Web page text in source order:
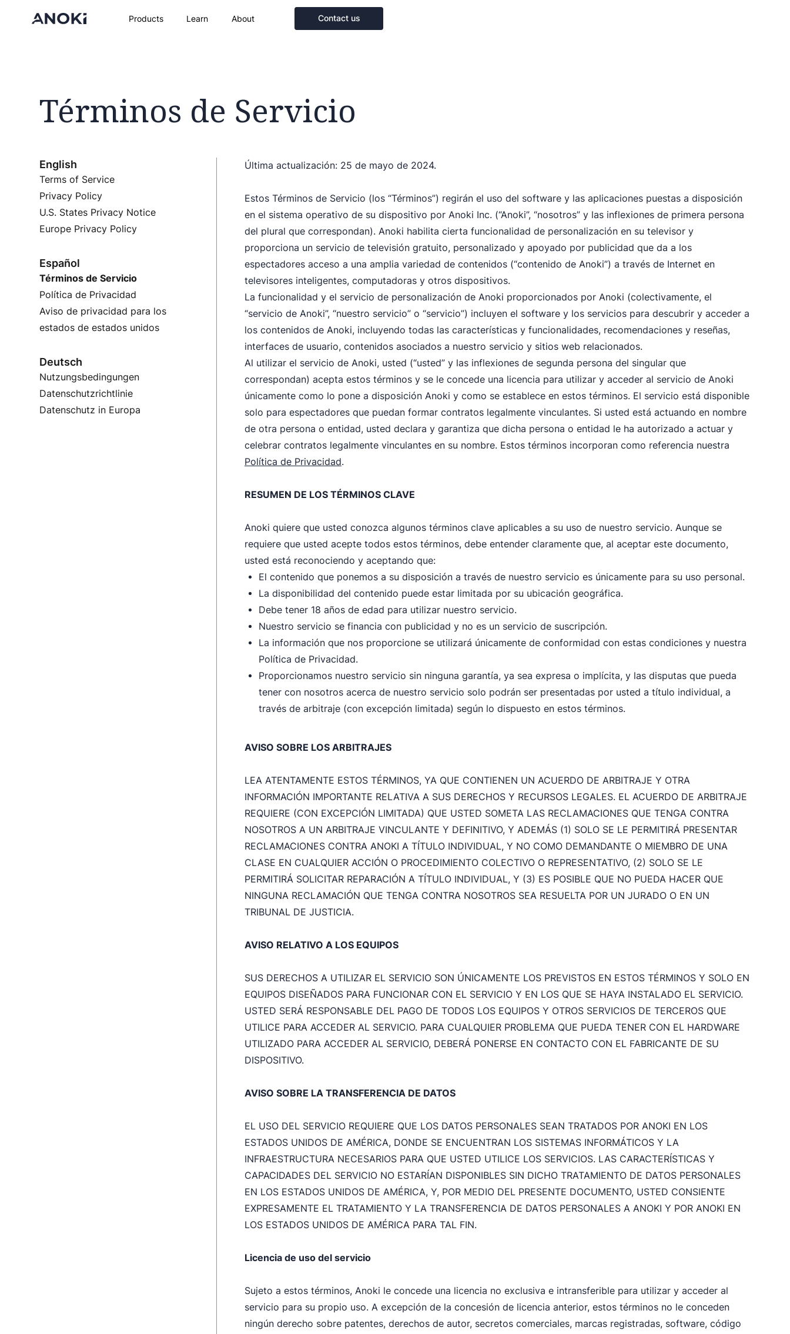
Products Learn About Contact us
Términos de Servicio
English
Terms of Service
Privacy Policy
U.S. States Privacy Notice
Europe Privacy Policy
Español
Términos de Servicio
Política de Privacidad
Aviso de privacidad para los
estados de estados unidos
Deutsch
Nutzungsbedingungen
Datenschutzrichtlinie
Datenschutz in Europa
Última actualización: 25 de mayo de 2024.
Estos Términos de Servicio (los “Términos”) regirán el uso del software y las aplicaciones puestas a disposición
en el sistema operativo de su dispositivo por Anoki Inc. (“Anoki”, “nosotros” y las inflexiones de primera persona
del plural que correspondan). Anoki habilita cierta funcionalidad de personalización en su televisor y
proporciona un servicio de televisión gratuito, personalizado y apoyado por publicidad que da a los
espectadores acceso a una amplia variedad de contenidos (“contenido de Anoki”) a través de Internet en
televisores inteligentes, computadoras y otros dispositivos.
La funcionalidad y el servicio de personalización de Anoki proporcionados por Anoki (colectivamente, el
“servicio de Anoki”, “nuestro servicio” o “servicio”) incluyen el software y los servicios para descubrir y acceder a
los contenidos de Anoki, incluyendo todas las características y funcionalidades, recomendaciones y reseñas,
interfaces de usuario, contenidos asociados a nuestro servicio y sitios web relacionados.
Al utilizar el servicio de Anoki, usted (“usted” y las inflexiones de segunda persona del singular que
correspondan) acepta estos términos y se le concede una licencia para utilizar y acceder al servicio de Anoki
únicamente como lo pone a disposición Anoki y como se establece en estos términos. El servicio está disponible
solo para espectadores que puedan formar contratos legalmente vinculantes. Si usted está actuando en nombre
de otra persona o entidad, usted declara y garantiza que dicha persona o entidad le ha autorizado a actuar y
celebrar contratos legalmente vinculantes en su nombre. Estos términos incorporan como referencia nuestra
Política de Privacidad.
RESUMEN DE LOS TÉRMINOS CLAVE
Anoki quiere que usted conozca algunos términos clave aplicables a su uso de nuestro servicio. Aunque se
requiere que usted acepte todos estos términos, debe entender claramente que, al aceptar este documento,
usted está reconociendo y aceptando que:
El contenido que ponemos a su disposición a través de nuestro servicio es únicamente para su uso personal.
La disponibilidad del contenido puede estar limitada por su ubicación geográfica.
Debe tener 18 años de edad para utilizar nuestro servicio.
Nuestro servicio se financia con publicidad y no es un servicio de suscripción.
La información que nos proporcione se utilizará únicamente de conformidad con estas condiciones y nuestra
Política de Privacidad.
Proporcionamos nuestro servicio sin ninguna garantía, ya sea expresa o implícita, y las disputas que pueda
tener con nosotros acerca de nuestro servicio solo podrán ser presentadas por usted a título individual, a
través de arbitraje (con excepción limitada) según lo dispuesto en estos términos.
AVISO SOBRE LOS ARBITRAJES
LEA ATENTAMENTE ESTOS TÉRMINOS, YA QUE CONTIENEN UN ACUERDO DE ARBITRAJE Y OTRA
INFORMACIÓN IMPORTANTE RELATIVA A SUS DERECHOS Y RECURSOS LEGALES. EL ACUERDO DE ARBITRAJE
REQUIERE (CON EXCEPCIÓN LIMITADA) QUE USTED SOMETA LAS RECLAMACIONES QUE TENGA CONTRA
NOSOTROS A UN ARBITRAJE VINCULANTE Y DEFINITIVO, Y ADEMÁS (1) SOLO SE LE PERMITIRÁ PRESENTAR
RECLAMACIONES CONTRA ANOKI A TÍTULO INDIVIDUAL, Y NO COMO DEMANDANTE O MIEMBRO DE UNA
CLASE EN CUALQUIER ACCIÓN O PROCEDIMIENTO COLECTIVO O REPRESENTATIVO, (2) SOLO SE LE
PERMITIRÁ SOLICITAR REPARACIÓN A TÍTULO INDIVIDUAL, Y (3) ES POSIBLE QUE NO PUEDA HACER QUE
NINGUNA RECLAMACIÓN QUE TENGA CONTRA NOSOTROS SEA RESUELTA POR UN JURADO O EN UN
TRIBUNAL DE JUSTICIA.
AVISO RELATIVO A LOS EQUIPOS
SUS DERECHOS A UTILIZAR EL SERVICIO SON ÚNICAMENTE LOS PREVISTOS EN ESTOS TÉRMINOS Y SOLO EN
EQUIPOS DISEÑADOS PARA FUNCIONAR CON EL SERVICIO Y EN LOS QUE SE HAYA INSTALADO EL SERVICIO.
USTED SERÁ RESPONSABLE DEL PAGO DE TODOS LOS EQUIPOS Y OTROS SERVICIOS DE TERCEROS QUE
UTILICE PARA ACCEDER AL SERVICIO. PARA CUALQUIER PROBLEMA QUE PUEDA TENER CON EL HARDWARE
UTILIZADO PARA ACCEDER AL SERVICIO, DEBERÁ PONERSE EN CONTACTO CON EL FABRICANTE DE SU
DISPOSITIVO.
AVISO SOBRE LA TRANSFERENCIA DE DATOS
EL USO DEL SERVICIO REQUIERE QUE LOS DATOS PERSONALES SEAN TRATADOS POR ANOKI EN LOS
ESTADOS UNIDOS DE AMÉRICA, DONDE SE ENCUENTRAN LOS SISTEMAS INFORMÁTICOS Y LA
INFRAESTRUCTURA NECESARIOS PARA QUE USTED UTILICE LOS SERVICIOS. LAS CARACTERÍSTICAS Y
CAPACIDADES DEL SERVICIO NO ESTARÍAN DISPONIBLES SIN DICHO TRATAMIENTO DE DATOS PERSONALES
EN LOS ESTADOS UNIDOS DE AMÉRICA, Y, POR MEDIO DEL PRESENTE DOCUMENTO, USTED CONSIENTE
EXPRESAMENTE EL TRATAMIENTO Y LA TRANSFERENCIA DE DATOS PERSONALES A ANOKI Y POR ANOKI EN
LOS ESTADOS UNIDOS DE AMÉRICA PARA TAL FIN.
Licencia de uso del servicio
Sujeto a estos términos, Anoki le concede una licencia no exclusiva e intransferible para utilizar y acceder al
servicio para su propio uso. A excepción de la concesión de licencia anterior, estos términos no le conceden
ningún derecho sobre patentes, derechos de autor, secretos comerciales, marcas registradas, software, código